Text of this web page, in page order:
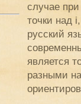
случае
точки над
русский
является
разными